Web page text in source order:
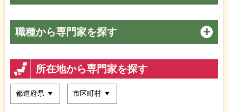
職種から専門家を探す
所在地から専門家を探す